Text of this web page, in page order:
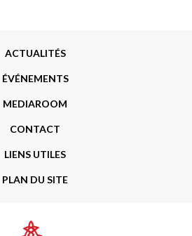
ACTUALITÉS
ÉVÉNEMENTS
MEDIAROOM
CONTACT
LIENS UTILES
PLAN DU SITE